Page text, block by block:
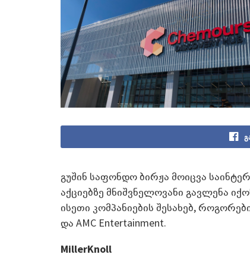
გუშინ საფონდო ბირჟა მოიცვა
აქციებზე მნიშვნელოვანი გავლენა
ისეთი კომპანიების შესახებ,
და AMC Entertainment.
MillerKnoll